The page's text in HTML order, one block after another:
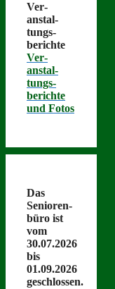
Ver­
anstal­
tungs­
berichte
Ver­
anstal­
tungs­
berichte
und Fotos
Das
Senioren­
büro ist
vom
30.07.2026
bis
01.09.2026
geschlossen.